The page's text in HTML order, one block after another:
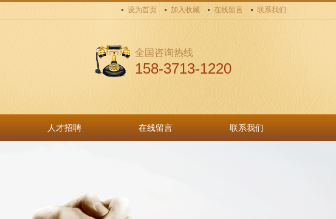
设为首页 加入收藏 在线留言 联系我们
全国咨询热线
158-3713-1220
人才招聘 在线留言 联系我们